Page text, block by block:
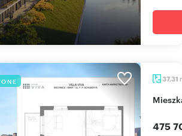
37,31
475